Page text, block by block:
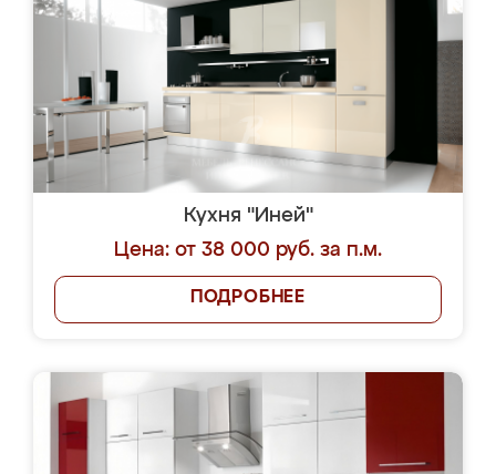
Кухня "Иней"
Цена: от 38 000 руб. за п.м.
ПОДРОБНЕЕ